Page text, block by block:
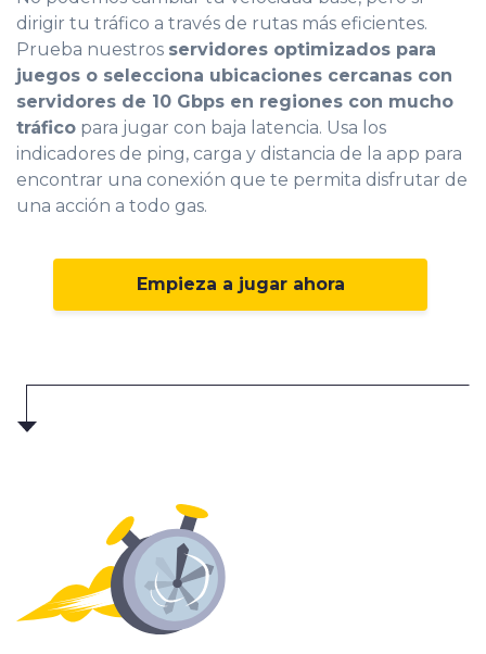
dirigir tu tráfico a través de rutas más eficientes.
Prueba nuestros servidores optimizados para
juegos o selecciona ubicaciones cercanas con
servidores de 10 Gbps en regiones con mucho
tráfico para jugar con baja latencia. Usa los
indicadores de ping, carga y distancia de la app para
encontrar una conexión que te permita disfrutar de
una acción a todo gas.
Empieza a jugar ahora